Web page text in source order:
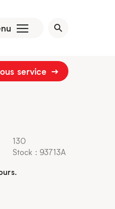
service
130
Stock : 93713A